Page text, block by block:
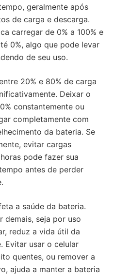
geralmente após
de carga e descarga.
carregar de 0% a 100% e
0%, algo que pode levar
de seu uso.
20% e 80% de carga
Deixar o
constantemente ou
completamente com
da bateria. Se
evitar cargas
pode fazer sua
antes de perder
a saúde da bateria.
demais, seja por uso
reduz a vida útil da
Evitar usar o celular
quentes, ou remover a
ajuda a manter a bateria